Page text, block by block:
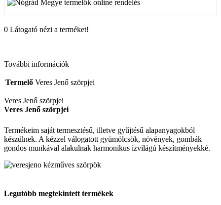
0 Látogató nézi a terméket!
További információk
Termelő Veres Jenő szörpjei
Veres Jenő szörpjei
Veres Jenő szörpjei
Termékeim saját termesztésű, illetve gyűjtésű alapanyagokból
készülnek. A kézzel válogatott gyümölcsök, növények, gombák
gondos munkával alakulnak harmonikus ízvilágú készítményekké.
Legutóbb megtekintett termékek